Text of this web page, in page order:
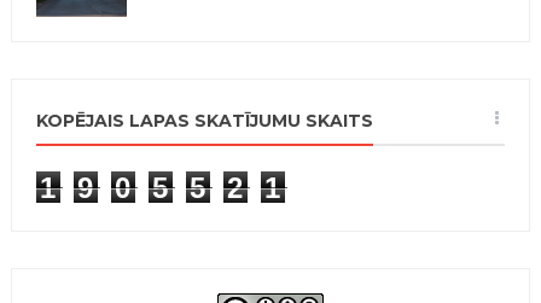
KOPĒJAIS LAPAS SKATĪJUMU SKAITS
1 9 0 5 5 2 1